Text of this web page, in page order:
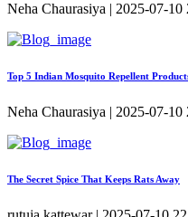
Neha Chaurasiya | 2025-07-10
Top 5 Indian Mosquito Repellent
Neha Chaurasiya | 2025-07-10
The Secret Spice That Keeps Rats Away